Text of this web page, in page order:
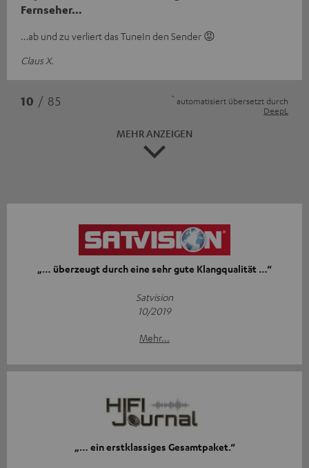
Fernseher…
…ab und zu verliert das TuneIn den Sender 😡
Claus X.
10 / 85 * automatisiert übersetzt durch
DeepL
MEHR ANZEIGEN
„… überzeugt durch eine sehr gute Klangqualität …“
Satvision
10/2019
Mehr...
„… ein erstklassiges Gesamtpaket.“